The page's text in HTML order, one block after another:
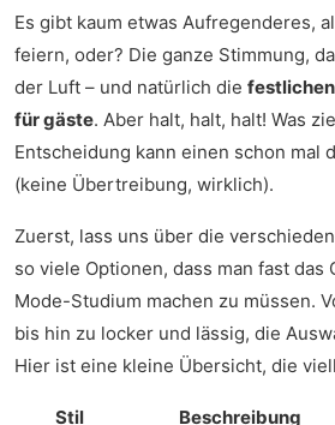
Es gibt kaum etwas Aufregenderes,
feiern, oder? Die ganze Stimmung,
der Luft – und natürlich die
für gäste. Aber halt, halt, halt! Was
Entscheidung kann einen schon mal
(keine Übertreibung, wirklich).
Zuerst, lass uns über die
so viele Optionen, dass man fast das
Mode-Studium machen zu müssen.
bis hin zu locker und lässig, die
Hier ist eine kleine Übersicht, die
Stil Beschreibung